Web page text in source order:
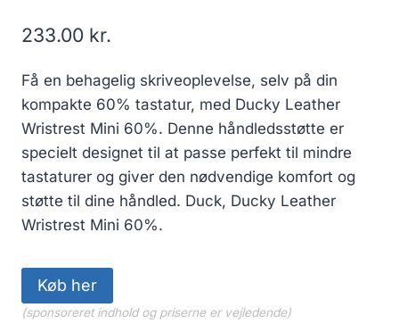
233.00 kr.
Få en behagelig skriveoplevelse, selv på din
kompakte 60% tastatur, med Ducky Leather
Wristrest Mini 60%. Denne håndledsstøtte er
specielt designet til at passe perfekt til mindre
tastaturer og giver den nødvendige komfort og
støtte til dine håndled. Duck, Ducky Leather
Wristrest Mini 60%.
Køb her
(sponsoreret indhold og priserne er vejledende)